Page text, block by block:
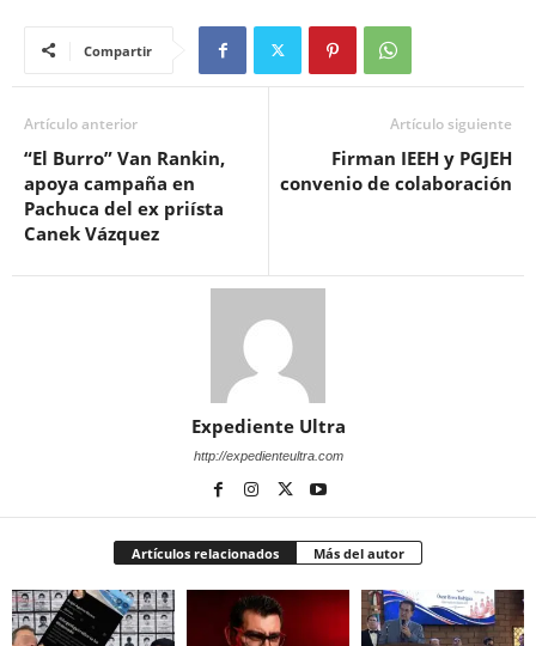
Compartir
Artículo anterior
“El Burro” Van Rankin,
apoya campaña en
Pachuca del ex priísta
Canek Vázquez
Artículo siguiente
Firman IEEH y PGJEH
convenio de colaboración
Expediente Ultra
http://expedienteultra.com
Artículos relacionados Más del autor